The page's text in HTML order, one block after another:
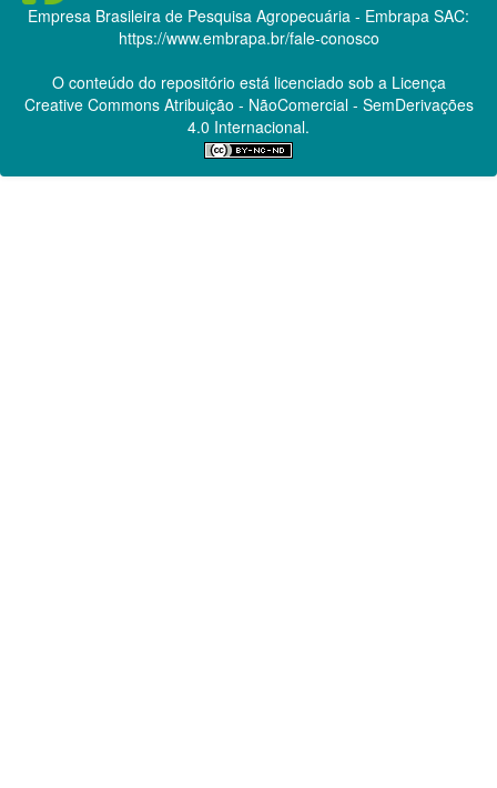
Empresa Brasileira de Pesquisa Agropecuária - Embrapa SAC:
https://www.embrapa.br/fale-conosco
O conteúdo do repositório está licenciado sob a Licença
Creative CommonsAtribuição - NãoComercial - SemDerivações
4.0 Internacional.